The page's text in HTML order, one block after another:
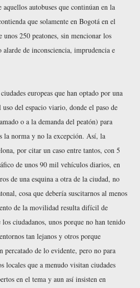
autobuses que continúan en la
que solamente en Bogotá en el
250 peatones, sin mencionar los
de inconsciencia, imprudencia e
europeas que han optado por una
del espacio viario, donde el paso de
o a la demanda del peatón) para
la norma y no la excepción. Así, la
por citar un caso entre tantos, con 5
de unos 90 mil vehículos diarios, en
de una esquina a otra de la ciudad, no
cosa que debería suscitarnos al menos
de la movilidad resulta difícil de
ciudadanos, unos porque no han tenido
tan lejanos y otros porque
percatado de lo evidente, pero no para
locales que a menudo visitan ciudades
en el tema y aun así insisten en